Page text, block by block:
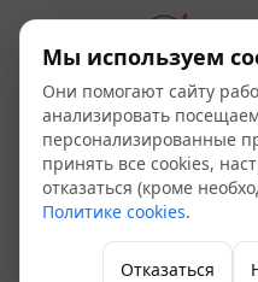
Лючок-
ручкой-
200*300
87-684
Мы используем
Они помогают сайту
анализировать
персонализированные
принять все cookies,
отказаться (кроме
Политике cookies.
Отказаться